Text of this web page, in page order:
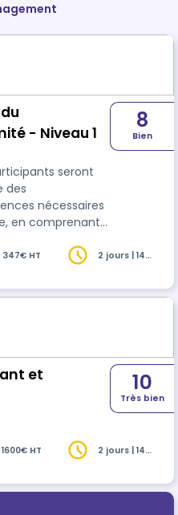
- Niveau 1
seront
des
nécessaires
en comprenant
La
pratiques,
8
Bien
347€ HT
2 jours | 14
et
10
Très bien
1600€ HT
2 jours | 14